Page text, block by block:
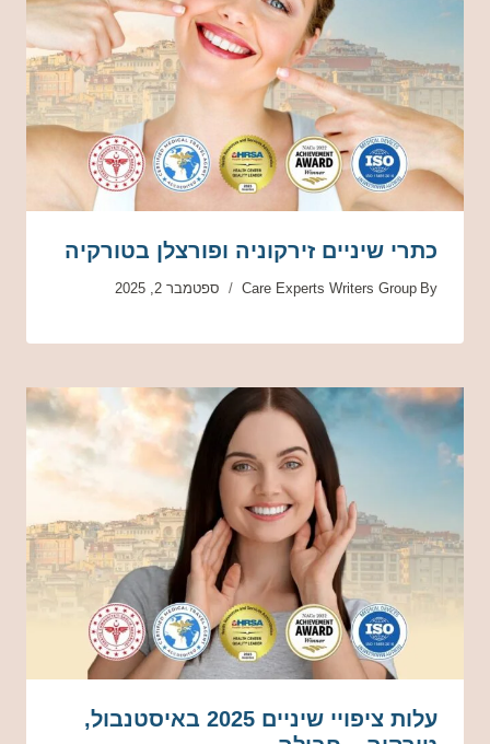
כתרי שיניים זירקוניה ופורצלן בטורקיה
By
Care Experts Writers Group ספטמבר 2, 2025
עלות ציפויי שיניים 2025 באיסטנבול,